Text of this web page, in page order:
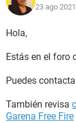
23 ago
Hola,
Estás en el foro
Puedes
También revisa
Garena Free Fire